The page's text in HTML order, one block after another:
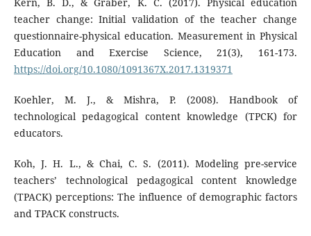
teacher change: Initial validation of the teacher change
questionnaire-physical education. Measurement in Physical
Education and Exercise Science, 21(3), 161-173.
https://doi.org/10.1080/1091367X.2017.1319371
Koehler, M. J., & Mishra, P. (2008). Handbook of
technological pedagogical content knowledge (TPCK) for
educators.
Koh, J. H. L., & Chai, C. S. (2011). Modeling pre-service
teachers’ technological pedagogical content knowledge
(TPACK) perceptions: The influence of demographic factors
and TPACK constructs.